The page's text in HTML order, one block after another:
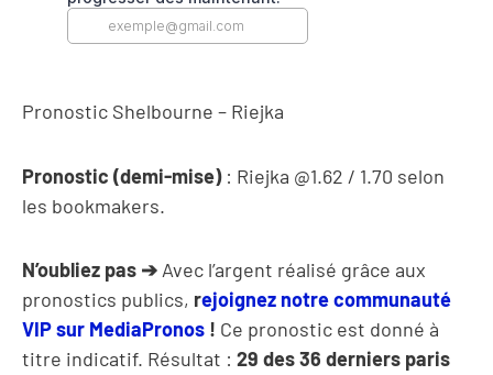
Pronostic Shelbourne – Riejka
Pronostic (demi-mise) : Riejka @1.62 / 1.70 selon
les bookmakers.
N’oubliez pas ➔ Avec l’argent réalisé grâce aux
pronostics publics, rejoignez notre communauté
VIP sur MediaPronos ! Ce pronostic est donné à
titre indicatif. Résultat : 29 des 36 derniers paris